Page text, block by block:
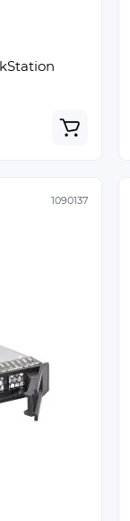
1090137